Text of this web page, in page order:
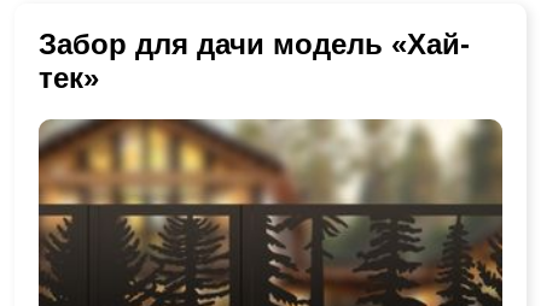
Забор для дачи модель «Хай-
тек»